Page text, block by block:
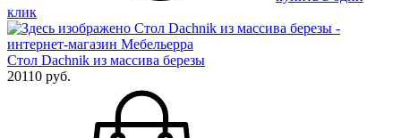
клик
Стол Dachnik из массива березы
20110 руб.